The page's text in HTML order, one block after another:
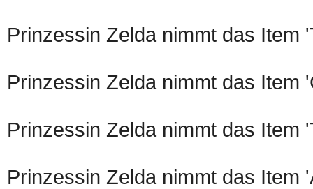
Prinzessin Zelda nimmt das Item
Prinzessin Zelda nimmt das Item
Prinzessin Zelda nimmt das Item
Prinzessin Zelda nimmt das Item